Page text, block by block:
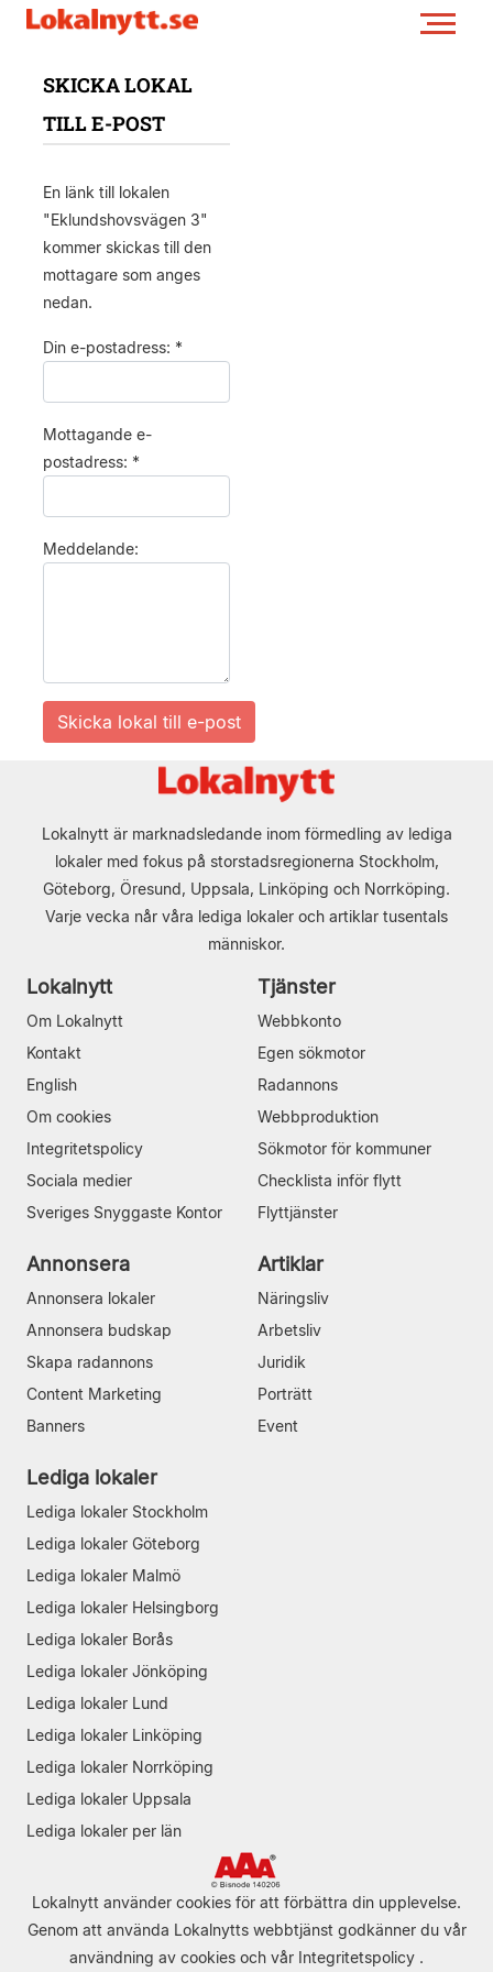
SKICKA LOKAL
TILL E-POST
En länk till lokalen
"Eklundshovsvägen 3"
kommer skickas till den
mottagare som anges
nedan.
Din e-postadress: *
Mottagande e-
postadress: *
Meddelande:
Lokalnytt är marknadsledande inom förmedling av lediga
lokaler med fokus på storstadsregionerna Stockholm,
Göteborg, Öresund, Uppsala, Linköping och Norrköping.
Varje vecka når våra lediga lokaler och artiklar tusentals
människor.
Lokalnytt
Om Lokalnytt
Kontakt
English
Om cookies
Integritetspolicy
Sociala medier
Sveriges Snyggaste Kontor
Tjänster
Webbkonto
Egen sökmotor
Radannons
Webbproduktion
Sökmotor för kommuner
Checklista inför flytt
Flyttjänster
Annonsera
Annonsera lokaler
Annonsera budskap
Skapa radannons
Content Marketing
Banners
Artiklar
Näringsliv
Arbetsliv
Juridik
Porträtt
Event
Lediga lokaler
Lediga lokaler Stockholm
Lediga lokaler Göteborg
Lediga lokaler Malmö
Lediga lokaler Helsingborg
Lediga lokaler Borås
Lediga lokaler Jönköping
Lediga lokaler Lund
Lediga lokaler Linköping
Lediga lokaler Norrköping
Lediga lokaler Uppsala
Lediga lokaler per län
Lokalnytt använder cookies för att förbättra din upplevelse.
Genom att använda Lokalnytts webbtjänst godkänner du vår
användning av cookies och vår Integritetspolicy .